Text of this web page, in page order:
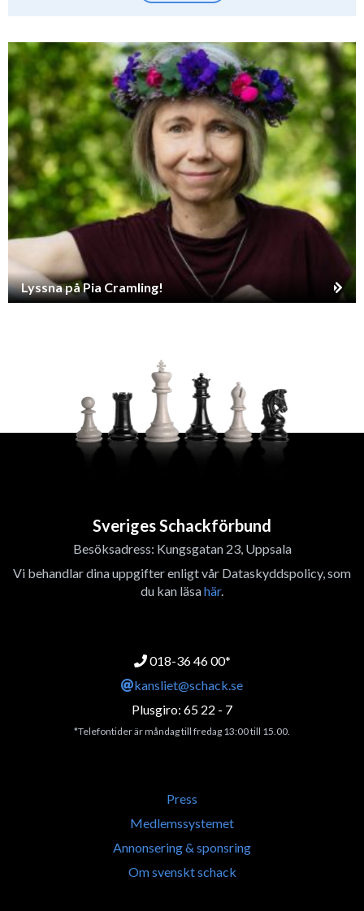
Lyssna på Pia Cramling!
Sveriges Schackförbund
Besöksadress: Kungsgatan 23, Uppsala
Vi behandlar dina uppgifter enligt vår Dataskyddspolicy, som
du kan läsahär.
018-36 46 00*
kansliet@schack.se
Plusgiro: 65 22 - 7
*Telefontider är måndag till fredag 13:00 till 15.00.
Press
Medlemssystemet
Annonsering & sponsring
Om svenskt schack